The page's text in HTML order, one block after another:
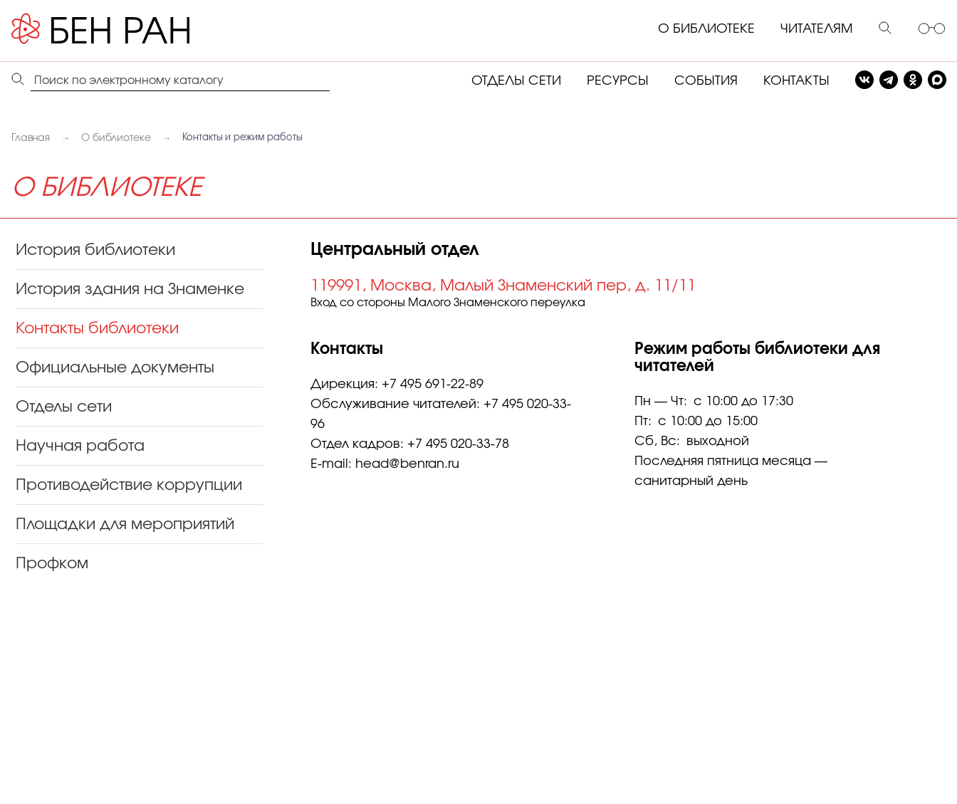
О БИБЛИОТЕКЕ ЧИТАТЕЛЯМ
ОТДЕЛЫ СЕТИ РЕСУРСЫ СОБЫТИЯ КОНТАКТЫ
Главная О библиотеке Контакты и режим работы
О БИБЛИОТЕКЕ
История библиотеки
История здания на Знаменке
Контакты библиотеки
Официальные документы
Отделы сети
Научная работа
Противодействие коррупции
Площадки для мероприятий
Профком
Центральный отдел
119991, Москва, Малый Знаменский пер, д. 11/11
Вход со стороны Малого Знаменского переулка
Контакты
Дирекция: +7 495 691-22-89
Обслуживание читателей: +7 495 020-33-
96
Отдел кадров: +7 495 020-33-78
E-mail: head@benran.ru
Режим работы библиотеки для
читателей
Пн — Чт: с 10:00 до 17:30
Пт: с 10:00 до 15:00
Сб, Вс:
выходной
Последняя пятница месяца —
санитарный день